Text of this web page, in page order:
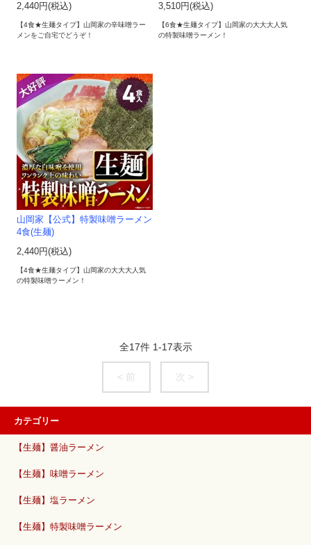
2,440円(税込)
【4食★生麺タイプ】山岡家の辛味噌ラー
メンをご自宅でどうぞ！
3,510円(税込)
【6食★生麺タイプ】山岡家の大大大人気
の特製味噌ラーメン！
山岡家【公式】特製味噌ラーメン
4食(生麺)
2,440円(税込)
【4食★生麺タイプ】山岡家の大大大人気
の特製味噌ラーメン！
全17件 1-17表示
< 前 次 >
カテゴリー
【生麺】醤油ラーメン
【生麺】味噌ラーメン
【生麺】塩ラーメン
【生麺】特製味噌ラーメン